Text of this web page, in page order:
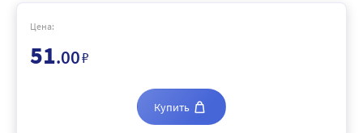
Цена:
51.00₽
Купить